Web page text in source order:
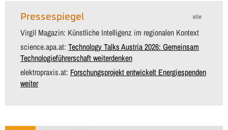
alle
Pressespiegel
Virgil Magazin: Künstliche Intelligenz im regionalen Kontext
science.apa.at: Technology Talks Austria 2026: Gemeinsam
Technologieführerschaft weiterdenken
elektropraxis.at: Forschungsprojekt entwickelt Energiespenden
weiter